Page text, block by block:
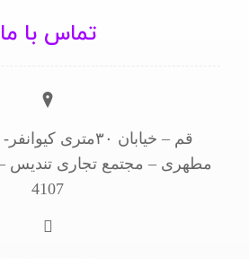
تماس با ما
مطهری – مجتمع تجاری تندیس
4107